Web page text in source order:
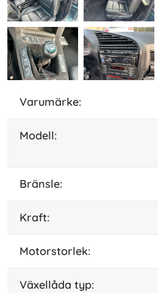
varumärke:
modell:
bränsle:
kraft:
motorstorlek:
växellåda typ: